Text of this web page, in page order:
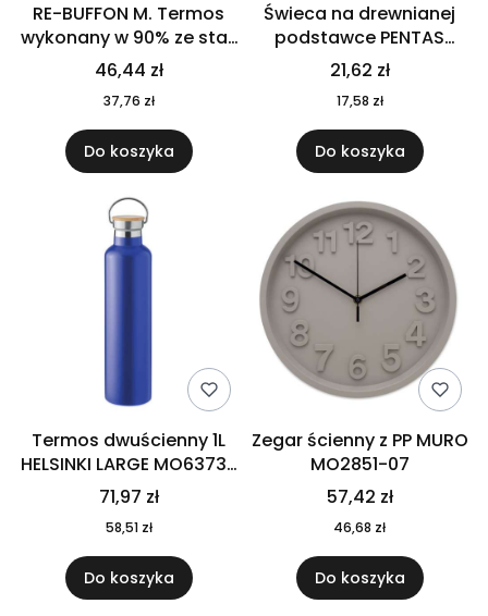
RE-BUFFON M. Termos
wykonany w 90% ze stali
nierdzewnej
pochodzącej z
recyklingu 520 ml 94294
46,44 zł
37,76 zł
Do koszyka
Świeca na drewnianej
podstawce PENTAS
MO6282-40
21,62 zł
17,58 zł
Do koszyka
Termos dwuścienny 1L
HELSINKI LARGE MO6373-
04
71,97 zł
58,51 zł
Do koszyka
Zegar ścienny z PP MURO
MO2851-07
57,42 zł
46,68 zł
Do koszyka